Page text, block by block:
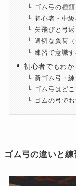
ゴム弓の種
初心者・中
矢飛びと弓
適切な負荷
練習で意識
初心者でもわ
新ゴム弓・
ゴム弓はど
ゴムの弓で
ゴム弓の違いと